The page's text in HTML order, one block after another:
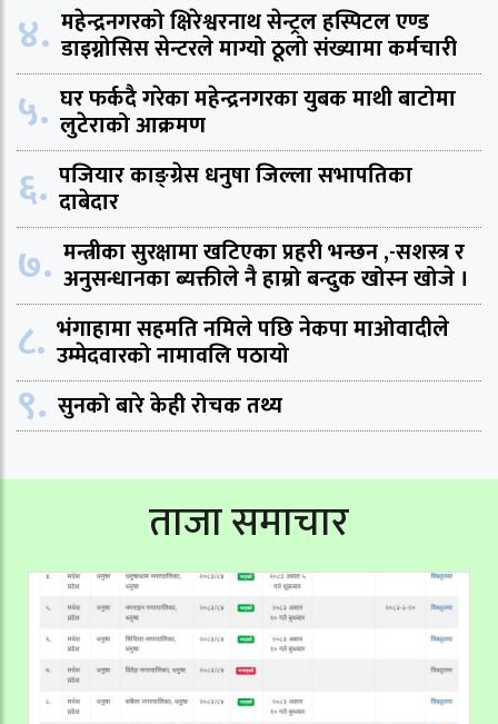
४. महेन्द्रनगरको क्षिरेश्वरनाथ सेन्ट्रल हस्पिटल एण्ड
डाइग्नोसिस सेन्टरले माग्यो ठूलो संख्यामा कर्मचारी
५. घर फर्कदै गरेका महेन्द्रनगरका युबक माथी बाटोमा
लुटेराको आक्रमण
६. पजियार काङ्ग्रेस धनुषा जिल्ला सभापतिका
दाबेदार
७. मन्त्रीका सुरक्षामा खटिएका प्रहरी भन्छन ,-सशस्त्र र
अनुसन्धानका ब्यक्तीले नै हाम्रो बन्दुक खोस्न खोजे ।
८. भंगाहामा सहमति नमिले पछि नेकपा माओवादीले
उम्मेदवारको नामावलि पठायो
९. सुनको बारे केही रोचक तथ्य
ताजा समाचार